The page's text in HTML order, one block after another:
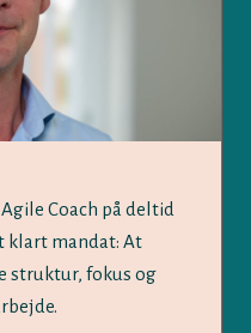
Coach på deltid
klart mandat: At
struktur, fokus og